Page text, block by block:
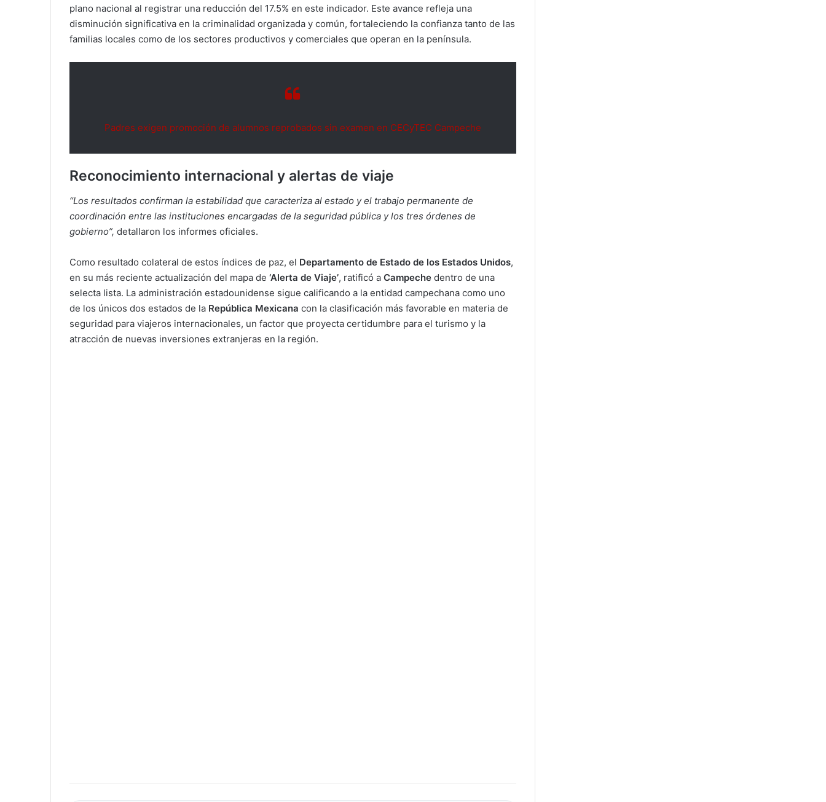
plano nacional al registrar una reducción del 17.5% en este indicador. Este avance refleja una
disminución significativa en la criminalidad organizada y común, fortaleciendo la confianza tanto de las
familias locales como de los sectores productivos y comerciales que operan en la península.
Padres exigen promoción de alumnos reprobados sin examen en CECyTEC Campeche
Reconocimiento internacional y alertas de viaje
“Los resultados confirman la estabilidad que caracteriza al estado y el trabajo permanente de
coordinación entre las instituciones encargadas de la seguridad pública y los tres órdenes de
gobierno”,detallaron los informes oficiales.
Como resultado colateral de estos índices de paz, el Departamento de Estado de los Estados Unidos,
en su más reciente actualización del mapa de‘Alerta de Viaje’, ratificó aCampechedentro de una
selecta lista. La administración estadounidense sigue calificando a la entidad campechana como uno
de los únicos dos estados de la República Mexicana con la clasificación más favorable en materia de
seguridad para viajeros internacionales, un factor que proyecta certidumbre para el turismo y la
atracción de nuevas inversiones extranjeras en la región.